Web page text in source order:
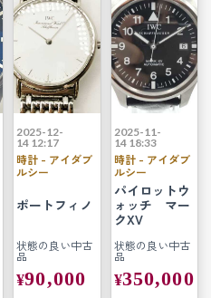
2025-12-
14 12:17
時計 - アイダブ
ルシー
ポートフィノ
状態の良い中古
品
¥90,000
2025-11-
14 18:33
時計 - アイダブ
ルシー
パイロットウ
ォッチ マー
クXV
状態の良い中古
品
¥350,000